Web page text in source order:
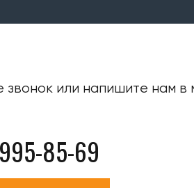
звонок или напишите нам
85-69